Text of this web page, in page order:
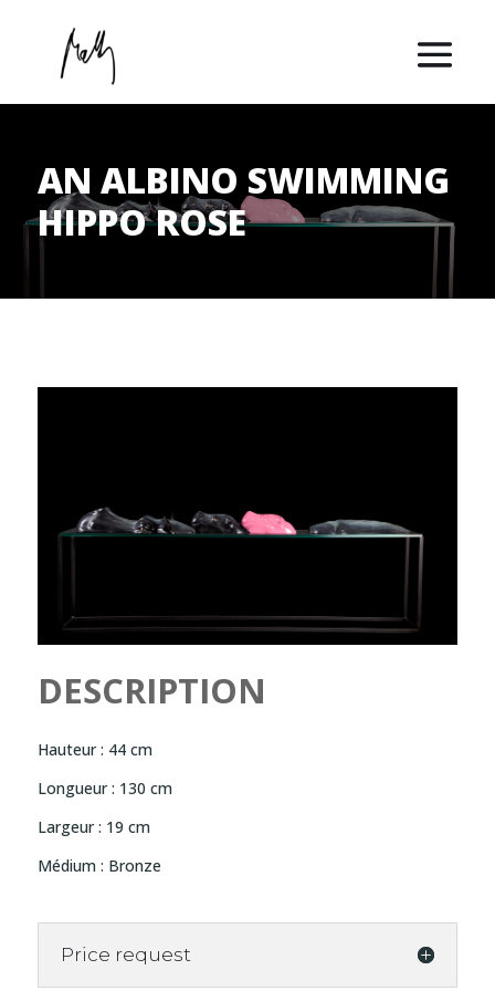
AN ALBINO SWIMMING
HIPPO ROSE
DESCRIPTION
Hauteur : 44 cm
Longueur : 130 cm
Largeur : 19 cm
Médium : Bronze
Price request